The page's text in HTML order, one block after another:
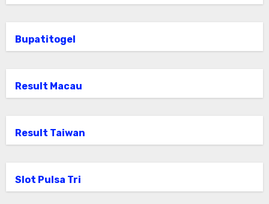
Bupatitogel
Result Macau
Result Taiwan
Slot Pulsa Tri